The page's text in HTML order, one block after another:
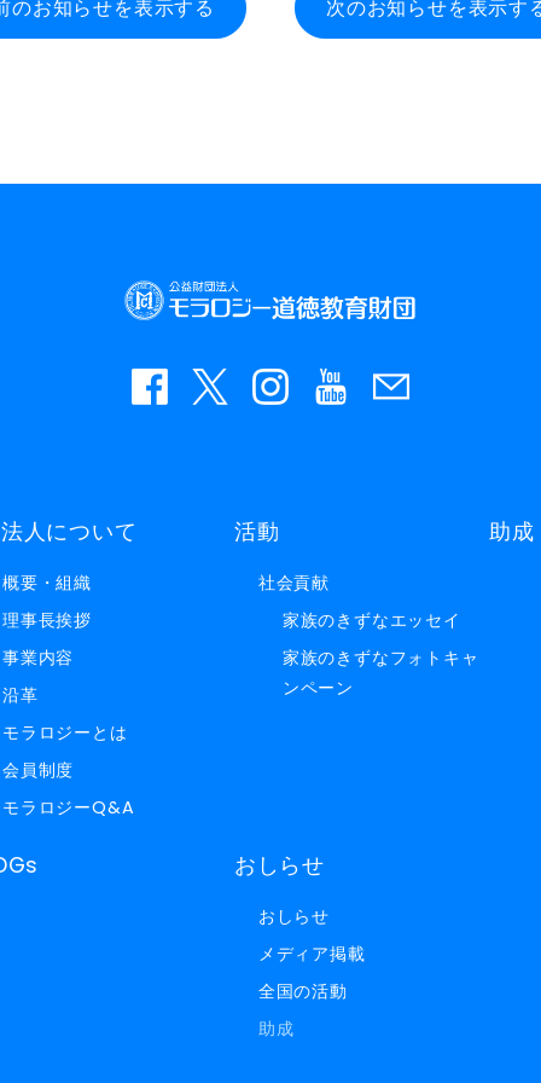
のお知らせを表示する 次のお知らせを表示す
人について
概要・組織
理事長挨拶
事業内容
沿革
モラロジーとは
会員制度
モラロジーQ&A
活動
社会貢献
家族のきずなエッセイ
家族のきずなフォトキャ
ンペーン
助成
おしらせ
おしらせ
メディア掲載
全国の活動
助成